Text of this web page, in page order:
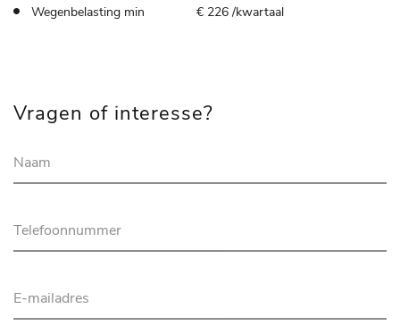
Wegenbelasting min € 226 /kwartaal
Vragen of interesse?